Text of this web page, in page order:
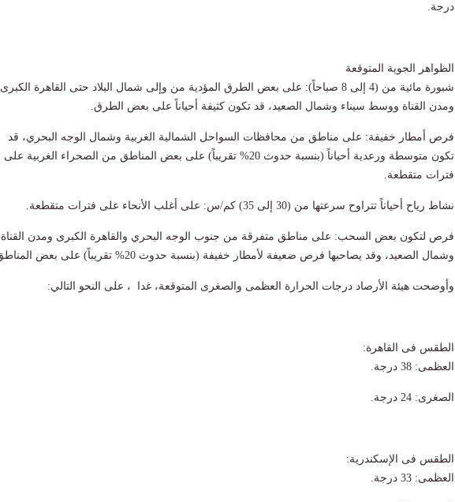
درجة.
الظواهر الجوية المتوقعة
​شبورة مائية من (4 إلى 8 صباحاً): ​على بعض الطرق المؤدية من وإلى شمال البلاد حتى القاهرة الكبرى
ومدن القناة ووسط سيناء وشمال الصعيد، قد تكون كثيفة أحياناً على بعض الطرق.
​فرص أمطار خفيفة: ​على مناطق من محافظات السواحل الشمالية الغربية وشمال الوجه البحري، قد
تكون متوسطة ورعدية أحياناً (بنسبة حدوث 20% تقريباً) على بعض المناطق من الصحراء الغربية على
فترات متقطعة.
​نشاط رياح أحياناً تتراوح سرعتها من (30 إلى 35) كم/س: ​على أغلب الأنحاء على فترات متقطعة.
​فرص لتكون بعض السحب: ​على مناطق متفرقة من جنوب الوجه البحري والقاهرة الكبرى ومدن القناة
وشمال الصعيد، وقد يصاحبها فرص ضعيفة لأمطار خفيفة (بنسبة حدوث 20% تقريباً) على بعض المناطق.
وأوضحت هيئة الأرصاد درجات الحرارة العظمى والصغرى المتوقعة، غدا ، على النحو التالي:
الطقس فى القاهرة:
​العظمى: 38 درجة.
​الصغرى: 24 درجة.
الطقس فى ​الإسكندرية:
​العظمى: 33 درجة.